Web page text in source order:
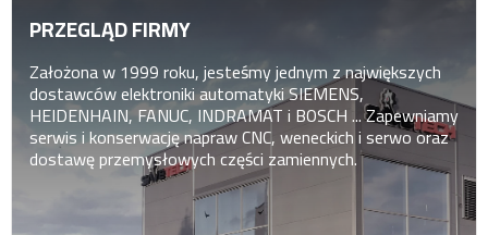
PRZEGLĄD FIRMY
Założona w 1999 roku, jesteśmy jednym z największych
dostawców elektroniki automatyki SIEMENS,
HEIDENHAIN, FANUC, INDRAMAT i BOSCH ... Zapewniamy
serwis i konserwację napraw CNC, weneckich i serwo oraz
dostawę przemysłowych części zamiennych.